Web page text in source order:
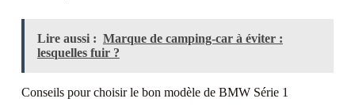
Lire aussi : Marque de camping-car à éviter :
lesquelles fuir ?
Conseils pour choisir le bon modèle de BMW Série 1